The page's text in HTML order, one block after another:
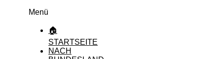
Menü
🏠
STARTSEITE
NACH